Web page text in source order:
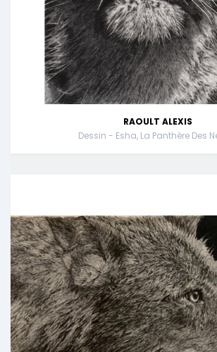
RAOULT ALEXIS
Dessin - Esha, La Panthère Des